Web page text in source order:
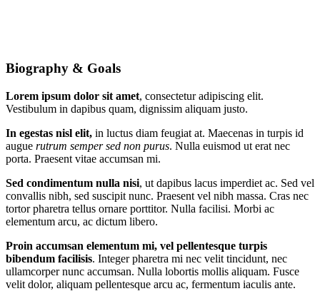
Biography & Goals
Lorem ipsum dolor sit amet, consectetur adipiscing elit.
Vestibulum in dapibus quam, dignissim aliquam justo.
In egestas nisl elit, in luctus diam feugiat at. Maecenas in turpis id
augue rutrum semper sed non purus. Nulla euismod ut erat nec
porta. Praesent vitae accumsan mi.
Sed condimentum nulla nisi, ut dapibus lacus imperdiet ac. Sed vel
convallis nibh, sed suscipit nunc. Praesent vel nibh massa. Cras nec
tortor pharetra tellus ornare porttitor. Nulla facilisi. Morbi ac
elementum arcu, ac dictum libero.
Proin accumsan elementum mi, vel pellentesque turpis
bibendum facilisis. Integer pharetra mi nec velit tincidunt, nec
ullamcorper nunc accumsan. Nulla lobortis mollis aliquam. Fusce
velit dolor, aliquam pellentesque arcu ac, fermentum iaculis ante.